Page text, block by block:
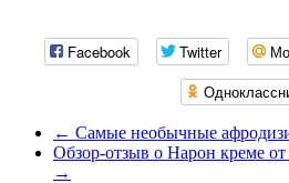
Facebook Twitter
← Самые необычные
Обзор-отзыв о Нарон креме
→